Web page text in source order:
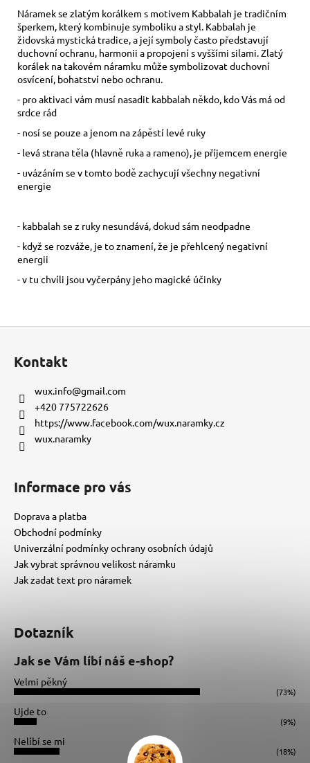
Náramek se zlatým korálkem s motivem Kabbalah je tradičním
šperkem, který kombinuje symboliku a styl. Kabbalah je
židovská mystická tradice, a její symboly často představují
duchovní ochranu, harmonii a propojení s vyššími silami. Zlatý
korálek na takovém náramku může symbolizovat duchovní
osvícení, bohatství nebo ochranu.
- pro aktivaci vám musí nasadit kabbalah někdo, kdo Vás má od
srdce rád
- nosí se pouze a jenom na zápěstí levé ruky
- levá strana těla (hlavně ruka a rameno), je příjemcem energie
- uvázáním se v tomto bodě zachycují všechny negativní
energie
- kabbalah se z ruky nesundává, dokud sám neodpadne
- když se rozváže, je to znamení, že je přehlcený negativní
energii
- v tu chvíli jsou vyčerpány jeho magické účinky
Kontakt
wux.info@gmail.com
+420 775722626
https://www.facebook.com/wux.naramky.cz
wux.naramky
Informace pro vás
Doprava a platba
Obchodní podmínky
Univerzální podmínky ochrany osobních údajů
Jak vybrat správnou velikost náramku
Jak zadat text pro náramek
Dotazník
Jak se Vám líbí náš e-shop?
Velmi pěkný
(73%)
Ujde to
(9%)
Nelíbí se mi
(18%)